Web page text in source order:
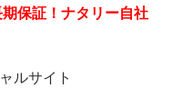
保証！ナタリー自社
ルサイト